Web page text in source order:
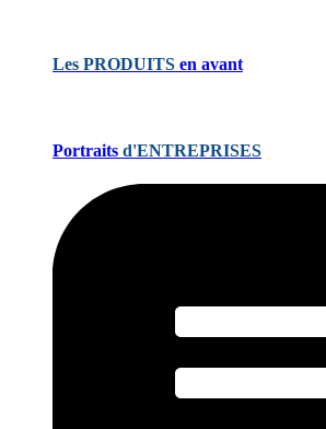
Les PRODUITS en avant
Portraits d'ENTREPRISES